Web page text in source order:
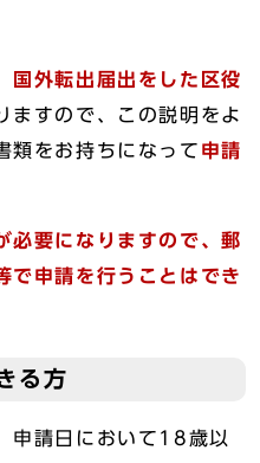
国外転出届出をした区役
ますので、この説明をよ
類をお持ちになって 申請
必要になりますので、郵
で申請を行うことはでき
る方
申請日において18歳以